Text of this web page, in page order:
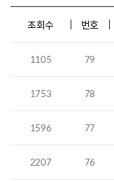
조회수 번호
1105 79
1753 78
1596 77
2207 76